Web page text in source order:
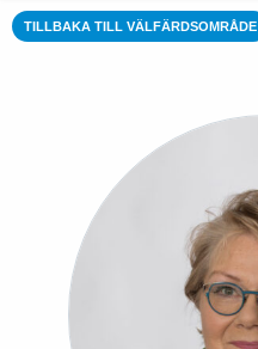
TILLBAKA TILL VÄLFÄRDSOMRÅDE